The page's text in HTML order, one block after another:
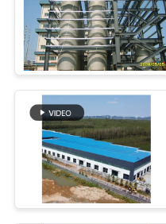
BLOG
PLAN
DU
SITE
PRIVACY
POLICY